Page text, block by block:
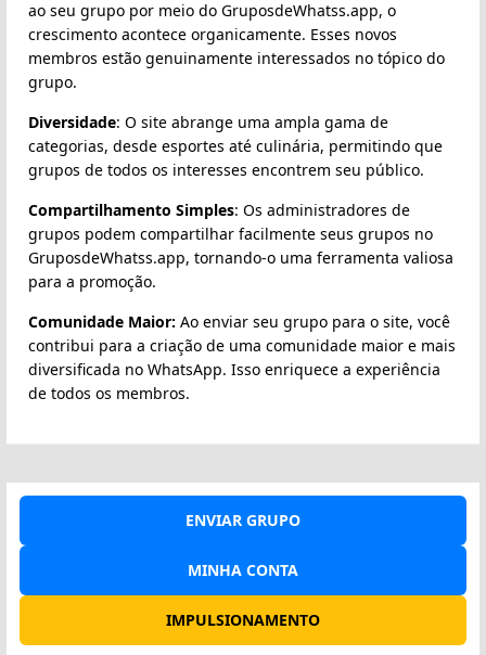
ao seu grupo por meio do GruposdeWhatss.app, o
crescimento acontece organicamente. Esses novos
membros estão genuinamente interessados no tópico do
grupo.
Diversidade: O site abrange uma ampla gama de
categorias, desde esportes até culinária, permitindo que
grupos de todos os interesses encontrem seu público.
Compartilhamento Simples: Os administradores de
grupos podem compartilhar facilmente seus grupos no
GruposdeWhatss.app, tornando-o uma ferramenta valiosa
para a promoção.
Comunidade Maior: Ao enviar seu grupo para o site, você
contribui para a criação de uma comunidade maior e mais
diversificada no WhatsApp. Isso enriquece a experiência
de todos os membros.
ENVIAR GRUPO
MINHA CONTA
IMPULSIONAMENTO